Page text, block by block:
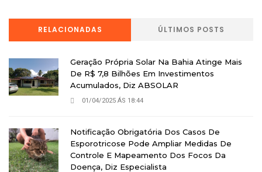
RELACIONADAS ÚLTIMOS POSTS
Geração Própria Solar Na Bahia Atinge Mais
De R$ 7,8 Bilhões Em Investimentos
Acumulados, Diz ABSOLAR
01/04/2025 ÁS 18:44
Notificação Obrigatória Dos Casos De
Esporotricose Pode Ampliar Medidas De
Controle E Mapeamento Dos Focos Da
Doença, Diz Especialista